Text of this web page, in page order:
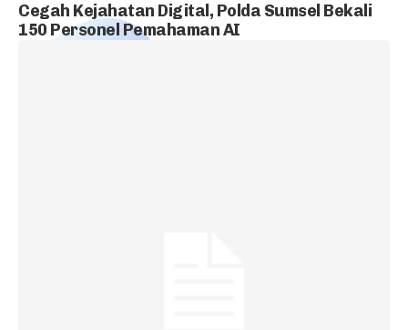
Cegah Kejahatan Digital, Polda Sumsel Bekali
150 Personel Pemahaman AI